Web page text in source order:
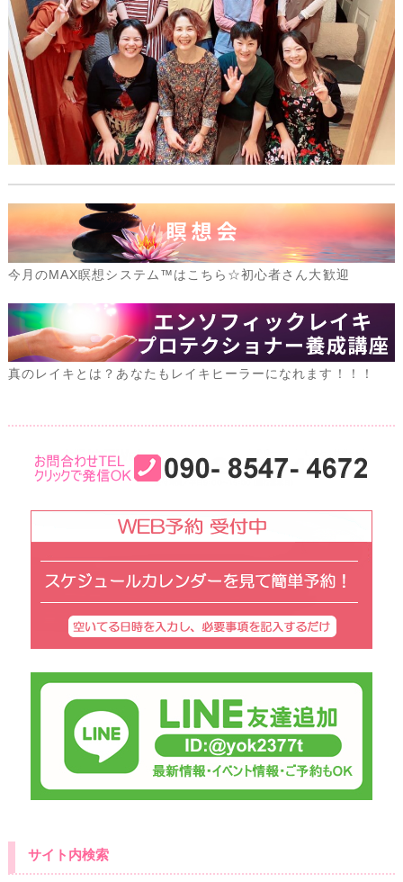
今月のMAX瞑想システム™はこちら☆初心者さん大歓迎
真のレイキとは？あなたもレイキヒーラーになれます！！！
サイト内検索